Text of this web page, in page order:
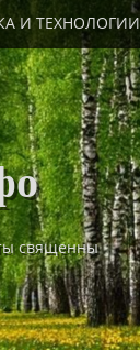
И ТЕХНОЛОГИИ
священны